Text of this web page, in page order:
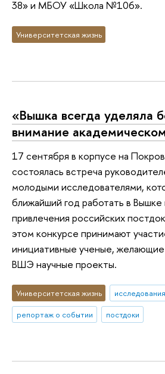
38» и МБОУ «Школа №106».
Университетская жизнь
«Вышка всегда уделяла
внимание
17 сентября в корпусе на
состоялась встреча
молодыми исследователями,
ближайший год работать в
привлечения российских
этом конкурсе принимают
инициативные ученые,
ВШЭ научные проекты.
Университетская жизнь
репортаж о событии
постдоки